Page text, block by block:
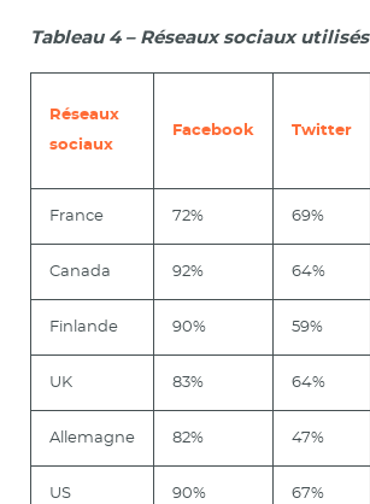
Tableau 4 – Réseaux sociaux utilisés
Réseaux
sociaux
Facebook Twitter
France 72% 69%
Canada 92% 64%
Finlande 90% 59%
UK 83% 64%
Allemagne 82% 47%
US 90% 67%